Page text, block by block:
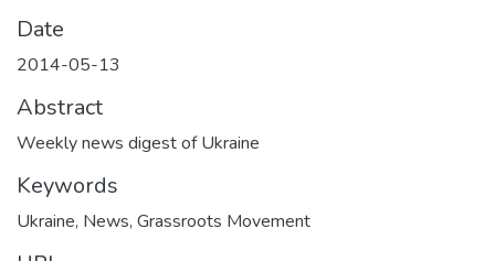
Date
2014-05-13
Abstract
Weekly news digest of Ukraine
Keywords
Ukraine, News, Grassroots Movement